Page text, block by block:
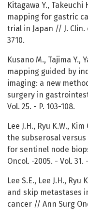
Kitagawa Y.,
mapping for gastric
trial in Japan // J. Clin.
3710.
Kusano M., Tajima Y.,
mapping guided by
imaging: a new
surgery in
Vol. 25. - P. 103-108.
Lee J.H., Ryu K.W.,
the subserosal
for sentinel node
Oncol. -2005. - Vol. 31.
Lee S.E., Lee J.H.,
and skip metastases
cancer // Ann Surg